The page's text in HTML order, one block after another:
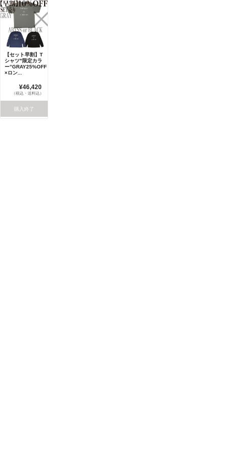
【セット早割】T
シャツ"限定カラ
ー”GRAY25%OFF
×ロン...
¥46,420
（税込・送料込）
購入終了